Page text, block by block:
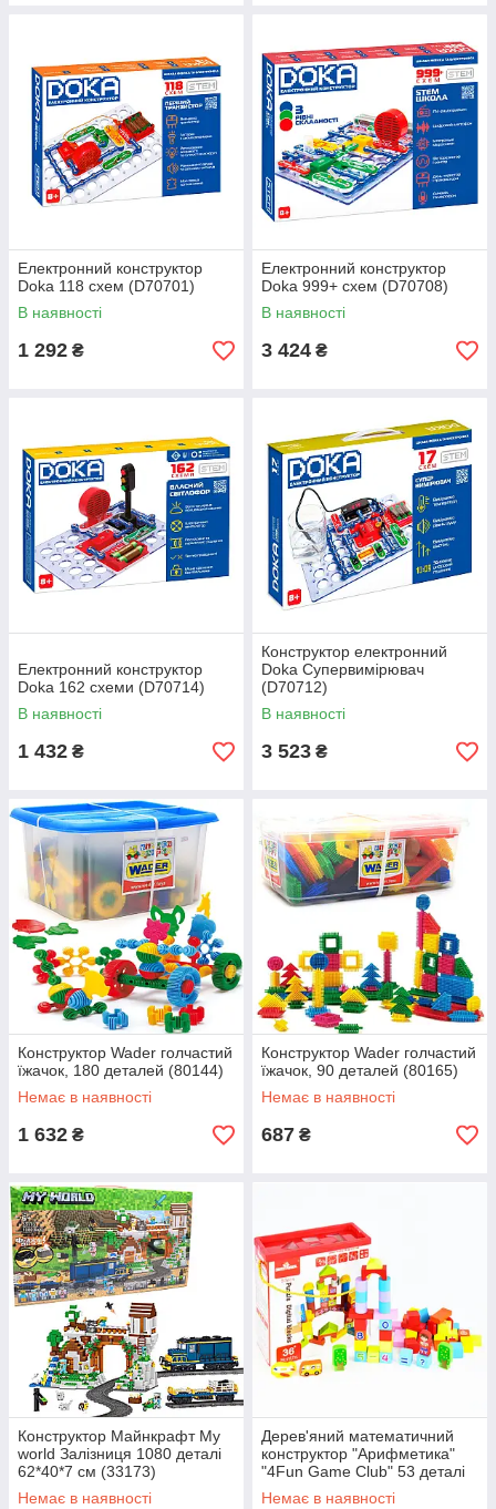
Електронний конструктор
Doka 118 схем (D70701)
В наявності
1 292 ₴
Електронний конструктор
Doka 999+ схем (D70708)
В наявності
3 424 ₴
Електронний конструктор
Doka 162 схеми (D70714)
В наявності
1 432 ₴
Конструктор електронний
Doka Супервимірювач
(D70712)
В наявності
3 523 ₴
Конструктор Wader голчастий
їжачок, 180 деталей (80144)
Немає в наявності
1 632 ₴
Конструктор Wader голчастий
їжачок, 90 деталей (80165)
Немає в наявності
687 ₴
Конструктор Майнкрафт My
world Залізниця 1080 деталі
62*40*7 см (33173)
Немає в наявності
Дерев'яний математичний
конструктор "Арифметика"
"4Fun Game Club" 53 деталі
(25834)
Немає в наявності